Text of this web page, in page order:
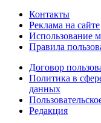
Контакты
Реклама на сайте
Использование
Правила
Договор
Политика в
данных
Редакция